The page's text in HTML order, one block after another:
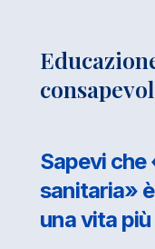
Sapevi che
sanitaria»
una vita